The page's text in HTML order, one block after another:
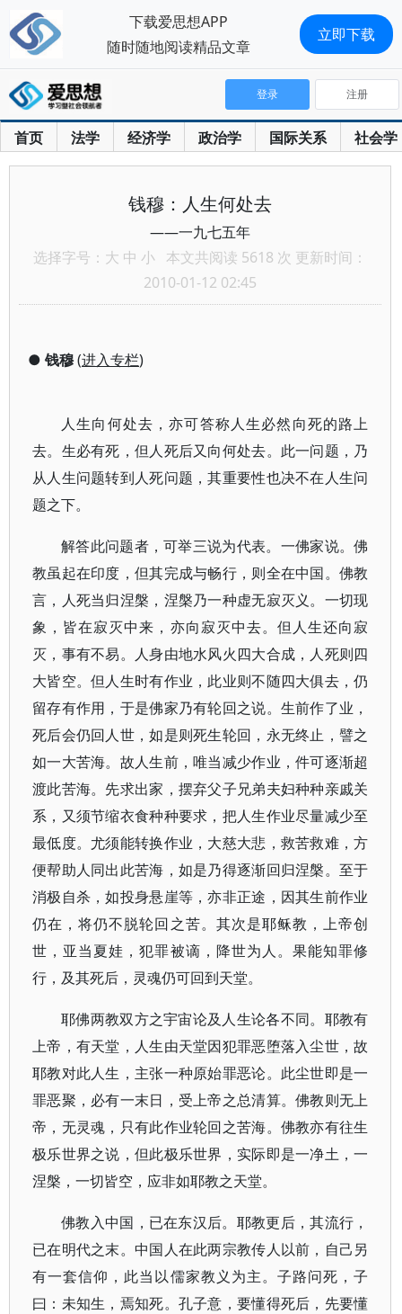
首页 法学 经济学 政治学 国际关系 社会学
登录 注册
钱穆：人生何处去
——一九七五年
选择字号： 大 中 小 本文共阅读 5618 次 更新时间：
2010-01-12 02:45
● 钱穆(进入专栏)
人生向何处去，亦可答称人生必然向死的路上
去。生必有死，但人死后又向何处去。此一问题，乃
从人生问题转到人死问题，其重要性也决不在人生问
题之下。
解答此问题者，可举三说为代表。一佛家说。佛
教虽起在印度，但其完成与畅行，则全在中国。佛教
言，人死当归涅槃，涅槃乃一种虚无寂灭义。一切现
象，皆在寂灭中来，亦向寂灭中去。但人生还向寂
灭，事有不易。人身由地水风火四大合成，人死则四
大皆空。但人生时有作业，此业则不随四大俱去，仍
留存有作用，于是佛家乃有轮回之说。生前作了业，
死后会仍回人世，如是则死生轮回，永无终止，譬之
如一大苦海。故人生前，唯当减少作业，件可逐渐超
渡此苦海。先求出家，摆弃父子兄弟夫妇种种亲戚关
系，又须节缩衣食种种要求，把人生作业尽量减少至
最低度。尤须能转换作业，大慈大悲，救苦救难，方
便帮助人同出此苦海，如是乃得逐渐回归涅槃。至于
消极自杀，如投身悬崖等，亦非正途，因其生前作业
仍在，将仍不脱轮回之苦。其次是耶稣教，上帝创
世，亚当夏娃，犯罪被谪，降世为人。果能知罪修
行，及其死后，灵魂仍可回到天堂。
耶佛两教双方之宇宙论及人生论各不同。耶教有
上帝，有天堂，人生由天堂因犯罪恶堕落入尘世，故
耶教对此人生，主张一种原始罪恶论。此尘世即是一
罪恶聚，必有一末日，受上帝之总清算。佛教则无上
帝，无灵魂，只有此作业轮回之苦海。佛教亦有往生
极乐世界之说，但此极乐世界，实际即是一净土，一
涅槃，一切皆空，应非如耶教之天堂。
佛教入中国，已在东汉后。耶教更后，其流行，
已在明代之末。中国人在此两宗教传人以前，自己另
有一套信仰，此当以儒家教义为主。子路问死，子
曰：未知生，焉知死。孔子意，要懂得死后，先要懂
下载爱思想APP
随时随地阅读精品文章
立即下载